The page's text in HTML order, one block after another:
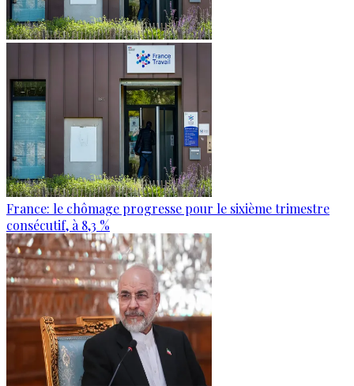
France: le chômage progresse pour le sixième trimestre
consécutif, à 8,3 %